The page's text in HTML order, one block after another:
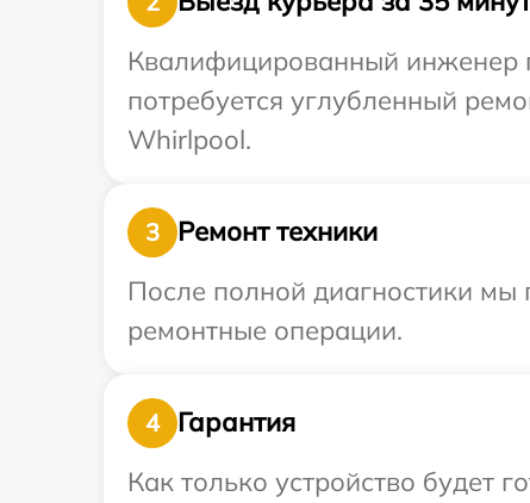
Квалифицированный инженер
потребуется углубленный
Whirlpool.
3
Ремонт техники
После полной диагностики мы
ремонтные операции.
4
Гарантия
Как только устройство будет